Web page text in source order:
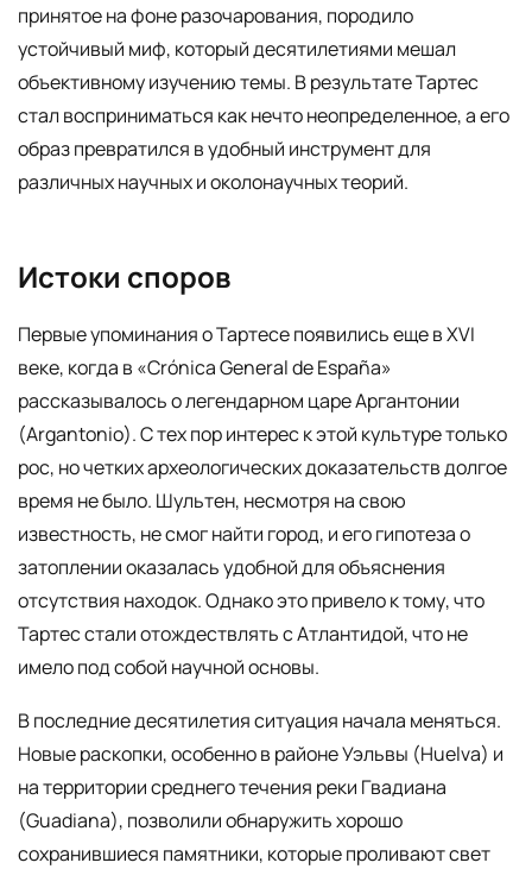
принятое на фоне разочарования, породило
устойчивый миф, который десятилетиями мешал
объективному изучению темы. В результате Тартес
стал восприниматься как нечто неопределенное, а его
образ превратился в удобный инструмент для
различных научных и околонаучных теорий.
Истоки споров
Первые упоминания о Тартесе появились еще в XVI
веке, когда в «Crónica General de España»
рассказывалось о легендарном царе Аргантонии
(Argantonio). С тех пор интерес к этой культуре только
рос, но четких археологических доказательств долгое
время не было. Шультен, несмотря на свою
известность, не смог найти город, и его гипотеза о
затоплении оказалась удобной для объяснения
отсутствия находок. Однако это привело к тому, что
Тартес стали отождествлять с Атлантидой, что не
имело под собой научной основы.
В последние десятилетия ситуация начала меняться.
Новые раскопки, особенно в районе Уэльвы (Huelva) и
на территории среднего течения реки Гвадиана
(Guadiana), позволили обнаружить хорошо
сохранившиеся памятники, которые проливают свет